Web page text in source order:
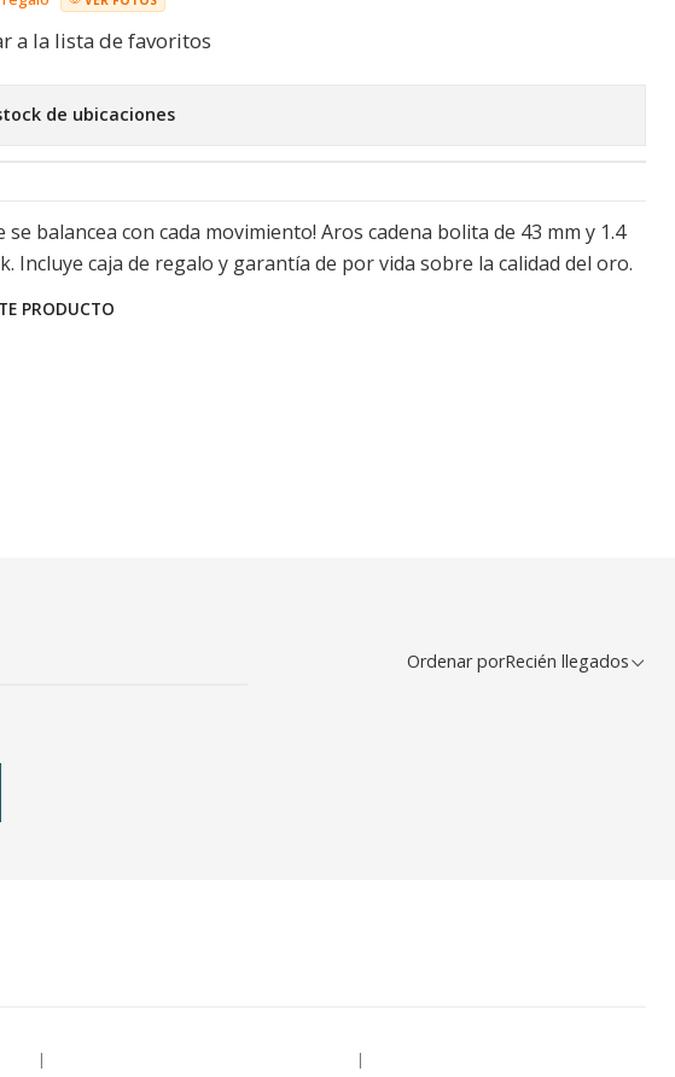
a la lista de favoritos
de ubicaciones
se balancea con cada movimiento! Aros cadena bolita de 43 mm y 1.4
Incluye caja de regalo y garantía de por vida sobre la calidad del oro.
PRODUCTO
Ordenar porRecién llegados
| |